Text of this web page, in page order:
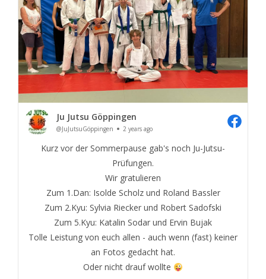
Ju Jutsu Göppingen
@JuJutsuGöppingen 2 years ago
Kurz vor der Sommerpause gab's noch Ju-Jutsu-
Prüfungen.
Wir gratulieren
Zum 1.Dan: Isolde Scholz und Roland Bassler
Zum 2.Kyu: Sylvia Riecker und Robert Sadofski
Zum 5.Kyu: Katalin Sodar und Ervin Bujak
Tolle Leistung von euch allen - auch wenn (fast) keiner
an Fotos gedacht hat.
Oder nicht drauf wollte